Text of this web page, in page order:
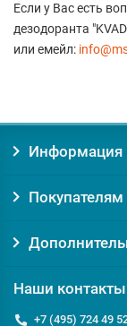
Если у Вас есть
дезодоранта
или емейл:
Информация
Покупателям
Наши контакты
+7 (495) 724 49